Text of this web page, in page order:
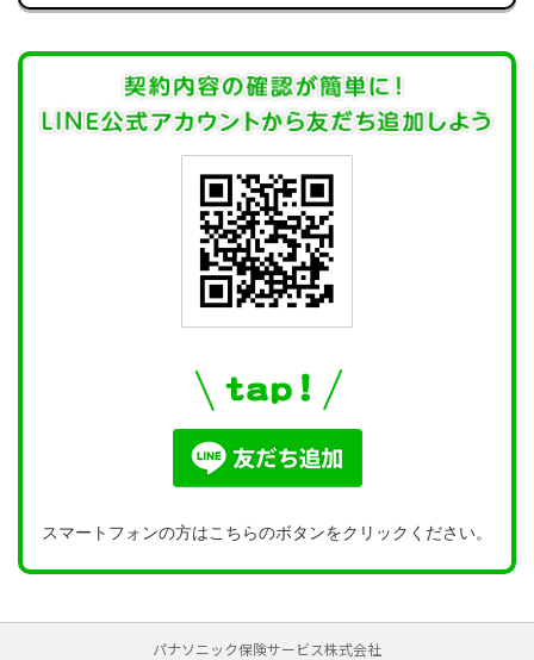
スマートフォンの方はこちらのボタンをクリックください。
パナソニック保険サービス株式会社